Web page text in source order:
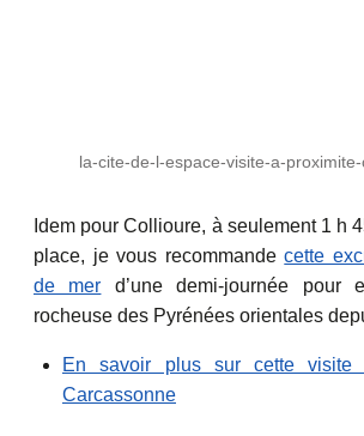
la-cite-de-l-espace-visite-a-
Idem pour Collioure, à seulement 1 h
place, je vous recommandecette
de mer d’une demi-journée pour
rocheuse des Pyrénées orientales
En savoir plus sur cette visite
Carcassonne